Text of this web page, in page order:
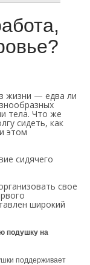
жизни — едва ли
тела. Что же
сидеть, как
этом
сидячего
свое
широкий
подушку на
поддерживает